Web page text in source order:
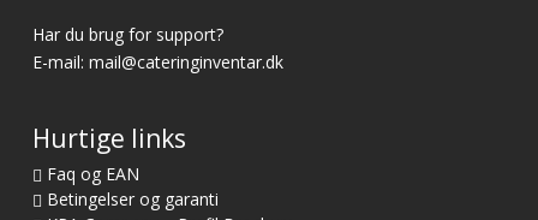
Har du brug for support?
E-mail: mail@cateringinventar.dk
Hurtige links
Faq og EAN
Betingelser og garanti